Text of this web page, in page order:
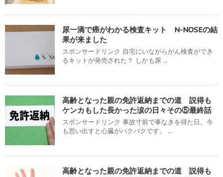
尿一滴で癌がわかる検査キット N-NOSEの結
果が来ました
スポンサードリンク 自宅にいながらがん検査ができ
るキットが発売された？ しかも尿 ...
高齢となった親の免許返納までの道 説得も
ケンカもした長かった涙の日々その⑤最終話
スポンサードリンク 事故寸前で事なきを得た日。今
も思い出すと心臓がバクバクです。 ...
高齢となった親の免許返納までの道 説得も